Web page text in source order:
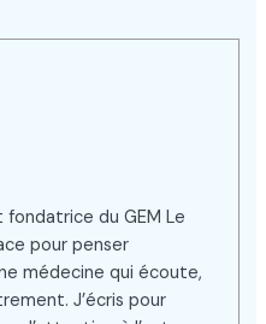
du GEM Le
pour penser
médecine qui écoute,
J’écris pour